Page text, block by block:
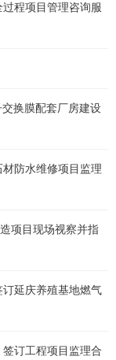
程项目管理咨询服
换膜配套厂房建设
防水维修项目监理
项目现场视察并指
延庆养殖基地燃气
订工程项目监理合